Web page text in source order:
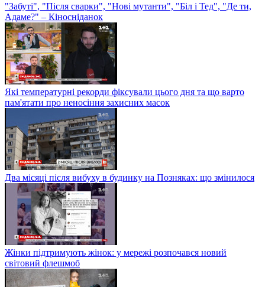
"Забуті", "Після сварки", "Нові мутанти", "Біл і Тед", "Де ти,
Адаме?" – Кіносніданок
Які температурні рекорди фіксували цього дня та що варто
пам'ятати про неносіння захисних масок
Два місяці після вибуху в будинку на Позняках: що змінилося
Жінки підтримують жінок: у мережі розпочався новий
світовий флешмоб